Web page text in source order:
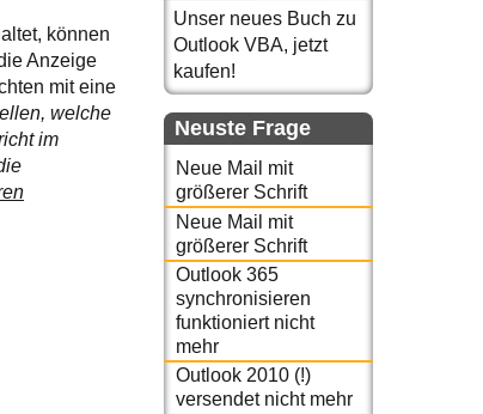
können
Anzeige
mit eine
welche
im
Unser neues Buch zu
Outlook VBA, jetzt
kaufen!
Neuste Frage
Neue Mail mit
größerer Schrift
Neue Mail mit
größerer Schrift
Outlook 365
synchronisieren
funktioniert nicht
mehr
Outlook 2010 (!)
versendet nicht mehr